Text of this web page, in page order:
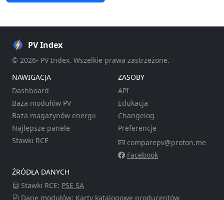
PV Index
© 2026- PV Index. Wszelkie prawa zastrzeżone.
NAWIGACJA
Dashboard
Baza modułów PV
Baza magazynów energii
Najlepsze panele
Stawki RCE
ZASOBY
API
Edukacja
Changelog
Preferencje
comparepv@proton.me
Facebook
ŹRÓDŁA DANYCH
Stawki RCE: PSE SA
Dane modułów: Karty katalogowe producentów